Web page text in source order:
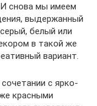
снова мы имеем
выдержанный
белый или
в такой же
вариант.
с ярко-
красными